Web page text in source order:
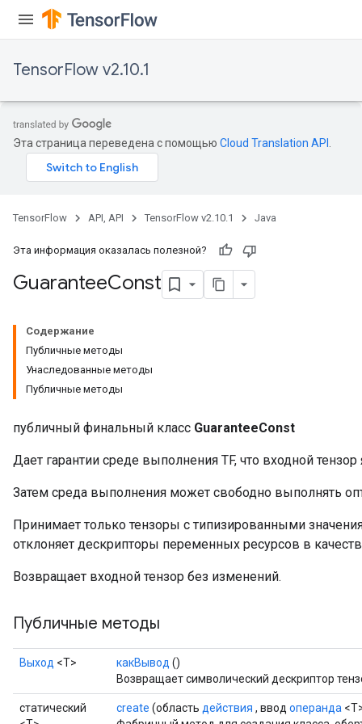
TensorFlow v2.10.1
Эта страница переведена с помощью Cloud Translation API
TensorFlow API, API TensorFlow v2.10.1 Java
Эта информация оказалась полезной?
GuaranteeConst
Содержание
Публичные методы
Унаследованные методы
Публичные методы
публичный финальный класс GuaranteeConst
Дает гарантии среде выполнения TF, что входной тензор
Затем среда выполнения может свободно выполнять
Принимает только тензоры с типизированными
отклоняет дескрипторы переменных ресурсов в
Возвращает входной тензор без изменений.
Публичные методы
Выход <Т> какВывод ()
Возвращает символический дескриптор
статический
create (область действия , ввод операнда